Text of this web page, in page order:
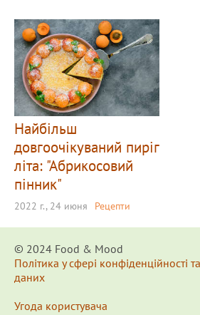
Найбільш
довгоочікуваний пиріг
літа: "Абрикосовий
пінник"
2022 г., 24 июня Рецепти
© 2024 Food & Мood
Політика у сфері конфіденційності
даних
Угода користувача